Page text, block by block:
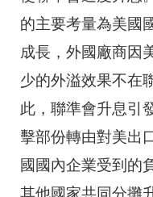
的主要考量為美國
成長，外國廠商因
少的外溢效果不在
此，聯準會升息引
擊部份轉由對美出
國國內企業受到的